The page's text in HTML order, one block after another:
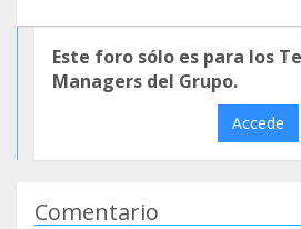
Este foro sólo es para los
Managers del Grupo.
Accede
Comentario